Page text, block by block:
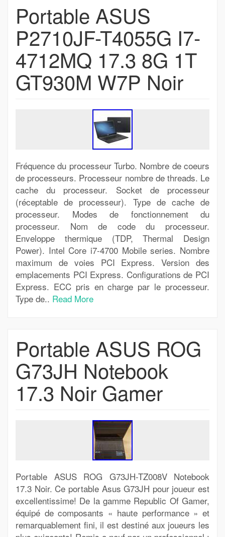
Portable ASUS
P2710JF-T4055G I7-
4712MQ 17.3 8G 1T
GT930M W7P Noir
Fréquence du processeur Turbo. Nombre de coeurs
de processeurs. Processeur nombre de threads. Le
cache du processeur. Socket de processeur
(réceptable de processeur). Type de cache de
processeur. Modes de fonctionnement du
processeur. Nom de code du processeur.
Enveloppe thermique (TDP, Thermal Design
Power). Intel Core i7-4700 Mobile series. Nombre
maximum de voies PCI Express. Version des
emplacements PCI Express. Configurations de PCI
Express. ECC pris en charge par le processeur.
Type de.. Read More
Portable ASUS ROG
G73JH Notebook
17.3 Noir Gamer
Portable ASUS ROG G73JH-TZ008V Notebook
17.3 Noir. Ce portable Asus G73JH pour joueur est
excellentissime! De la gamme Republic Of Gamer,
équipé de composants « haute performance » et
remarquablement fini, il est destiné aux joueurs les